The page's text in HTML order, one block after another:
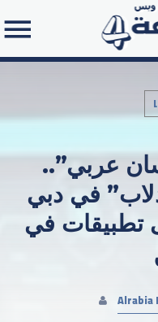
Search
عربي”..
في دبي
تطبيقات في
Alrabia